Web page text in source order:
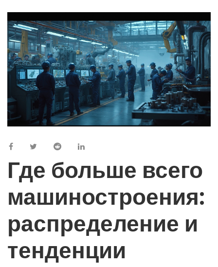
Где больше всего
машиностроения:
распределение и
тенденции